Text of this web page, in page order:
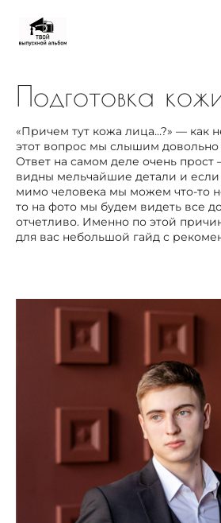
Подготовка
«Причем тут кожа лица…?» — как
этот вопрос мы слышим довольно
Ответ на самом деле очень
видны мельчайшие детали и
мимо человека мы можем что-то
то на фото мы будем видеть все
отчетливо. Именно по этой
для вас небольшой гайд с